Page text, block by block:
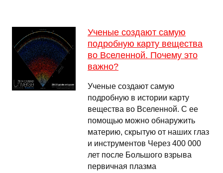
Ученые создают самую
подробную карту вещества
во Вселенной. Почему это
важно?
Ученые создают самую
подробную в истории карту
вещества во Вселенной. С ее
помощью можно обнаружить
материю, скрытую от наших глаз
и инструментов Через 400 000
лет после Большого взрыва
первичная плазма